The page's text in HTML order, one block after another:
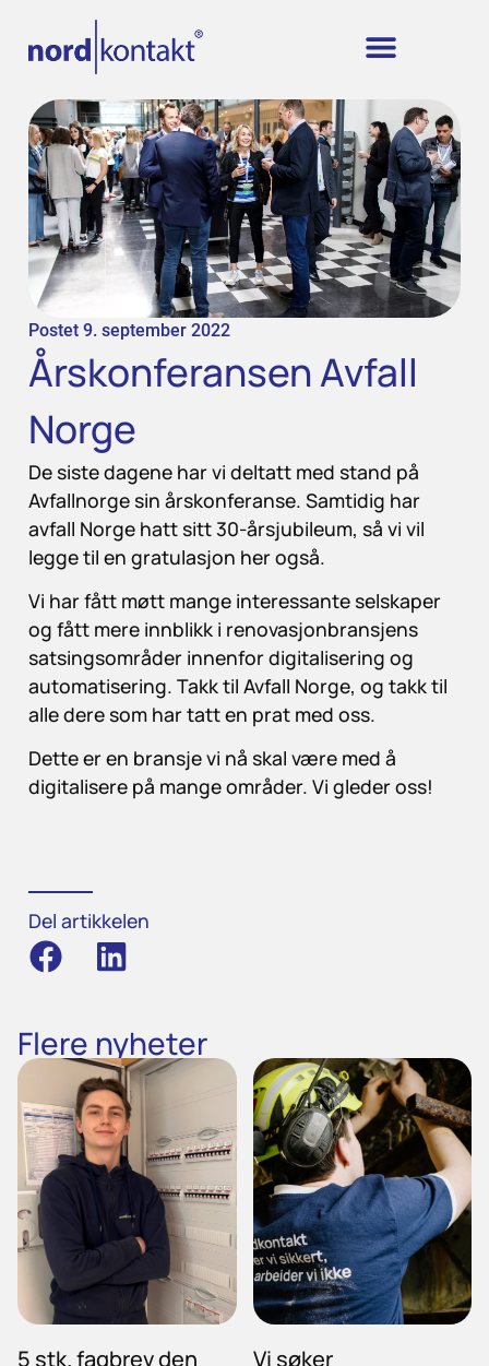
Postet 9. september 2022
Årskonferansen Avfall
Norge
De siste dagene har vi deltatt med stand på
Avfallnorge sin årskonferanse. Samtidig har
avfall Norge hatt sitt 30-årsjubileum, så vi vil
legge til en gratulasjon her også.
Vi har fått møtt mange interessante selskaper
og fått mere innblikk i renovasjonbransjens
satsingsområder innenfor digitalisering og
automatisering. Takk til Avfall Norge, og takk til
alle dere som har tatt en prat med oss.
Dette er en bransje vi nå skal være med å
digitalisere på mange områder. Vi gleder oss!
Del artikkelen
Flere nyheter
5 stk. fagbrev den
Vi søker